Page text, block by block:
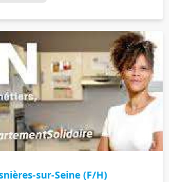
sur-Seine (F/H)